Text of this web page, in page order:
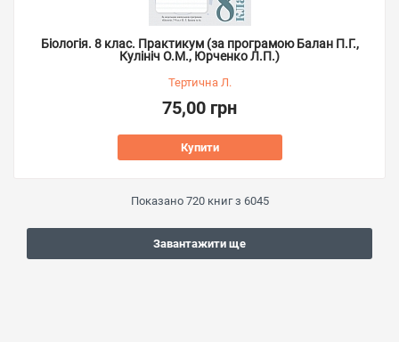
Біологія. 8 клас. Практикум (за програмою Балан П.Г.,
Кулініч О.М., Юрченко Л.П.)
Тертична Л.
75,00 грн
Купити
Показано 720книг з 6045
Завантажити ще